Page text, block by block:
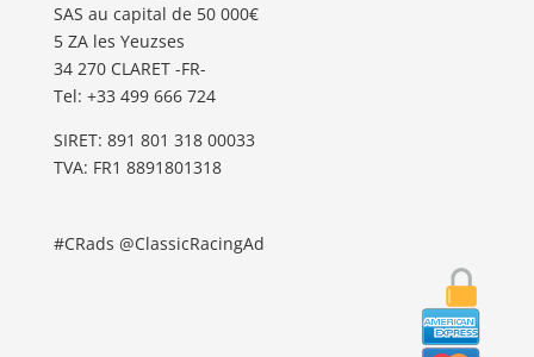
SAS au capital de 50 000€
5 ZA les Yeuzses
34 270 CLARET -FR-
Tel: ‭+33 499 666 724‬
SIRET: 891 801 318 00033
TVA: FR1 8891801318
#CRads @ClassicRacingAd